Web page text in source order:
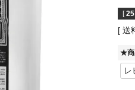
[ 25
送
★商